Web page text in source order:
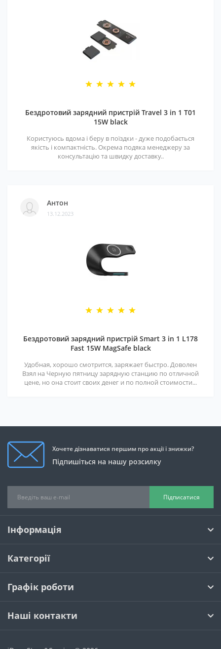
Бездротовий зарядний пристрій Travel 3 in 1 T01
15W black
Користуюсь вдома і беру в поїздки - дуже подобається
якість і компактність. Окрема подяка менеджеру за
консультацію та швидку доставку..
Антон
13.12.2023
Бездротовий зарядний пристрій Smart 3 in 1 L178
Fast 15W MagSafe black
Удобная, хорошо смотрится, заряжает быстро. Доволен
Взял на Черную пятницу зарядную станцию по отличной
цене, но она стоит своих денег и по полной стоимости...
Хочете дізнаватися першим про акції і знижки?
Підпишіться на нашу розсилку
Підписатися
Інформація
Категорії
Графік роботи
Наші контакти